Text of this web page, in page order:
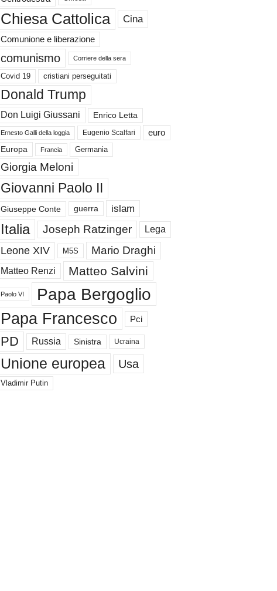
Chiesa Cattolica Cina
Comunione e liberazione
comunismo Corriere della sera
Covid 19 cristiani perseguitati
Donald Trump
Don Luigi Giussani Enrico Letta
Ernesto Galli della loggia Eugenio Scalfari euro
Europa Francia Germania
Giorgia Meloni
Giovanni Paolo II
Giuseppe Conte guerra islam
Italia Joseph Ratzinger Lega
Leone XIV M5S Mario Draghi
Matteo Renzi Matteo Salvini
Paolo VI Papa Bergoglio
Papa Francesco Pci
PD Russia Sinistra Ucraina
Unione europea Usa
Vladimir Putin